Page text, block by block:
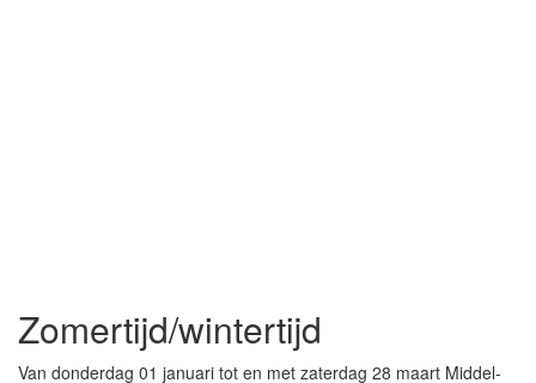
Zomertijd/wintertijd
Van donderdag 01 januari tot en met zaterdag 28 maart Middel-